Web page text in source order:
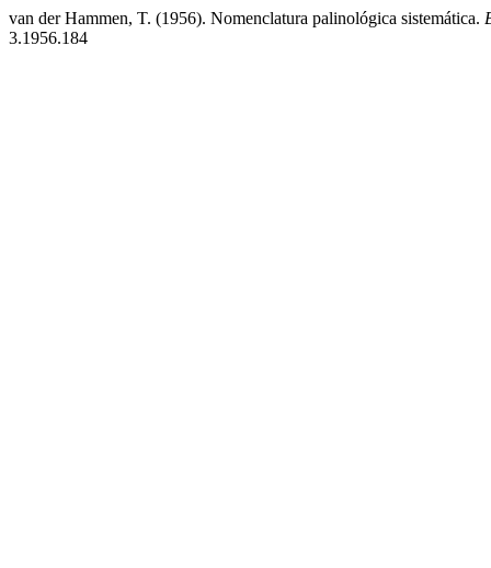
van der Hammen, T. (1956). Nomenclatura palinológica sistemática.
3.1956.184